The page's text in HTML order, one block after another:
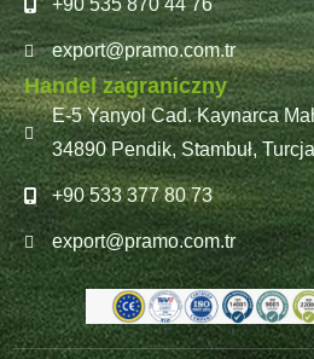
+90 535 870 44 76
export@pramo.com.tr
Handel zagraniczny
E-5 Yanyol Cad. Kaynarca
34890 Pendik, Stambuł, Turcja
+90 533 377 80 73
export@pramo.com.tr